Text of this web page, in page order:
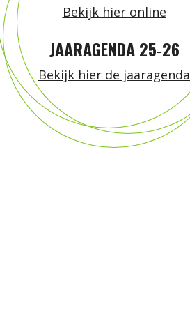
Bekijk hier online
JAARAGENDA 25‑26
Bekijk hier de jaaragenda